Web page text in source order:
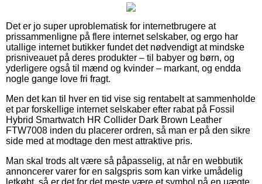
Det er jo super uproblematisk for internetbrugere at
prissammenligne på flere internet selskaber, og ergo har
utallige internet butikker fundet det nødvendigt at mindske
prisniveauet på deres produkter – til babyer og børn, og
yderligere også til mænd og kvinder – markant, og endda
nogle gange love fri fragt.
Men det kan til hver en tid vise sig rentabelt at sammenholde
et par forskellige internet selskaber efter rabat på Fossil
Hybrid Smartwatch HR Collider Dark Brown Leather
FTW7008 inden du placerer ordren, så man er på den sikre
side med at modtage den mest attraktive pris.
Man skal trods alt være så påpasselig, at når en webbutik
annoncerer varer for en salgspris som kan virke umådelig
letkøbt, så er det for det meste være et symbol på en uægte